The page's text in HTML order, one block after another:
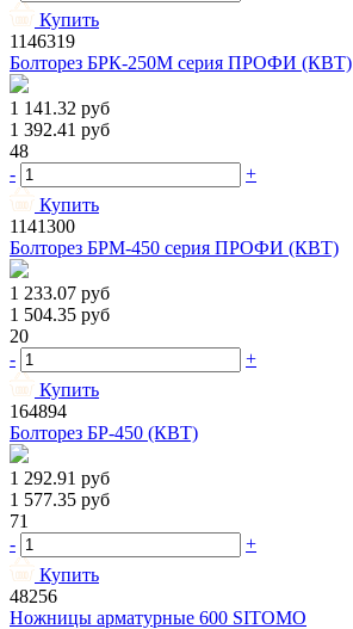
Купить
1146319
Болторез БРК-250М серия ПРОФИ (КВТ)
1 141.32 руб
1 392.41 руб
48
-
+
Купить
1141300
Болторез БРМ-450 серия ПРОФИ (КВТ)
1 233.07 руб
1 504.35 руб
20
-
+
Купить
164894
Болторез БР-450 (КВТ)
1 292.91 руб
1 577.35 руб
71
-
+
Купить
48256
Ножницы арматурные 600 SITOMO